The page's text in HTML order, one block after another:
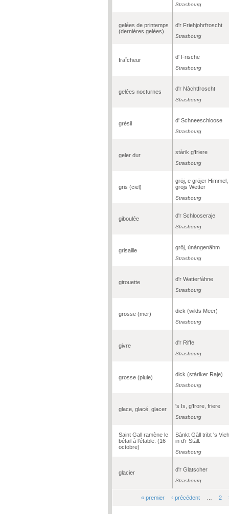
Strasbourg
gelées de printemps
(dernières gelées)
d'r Friehjohrfroscht
Strasbourg
fraîcheur d' Frische
Strasbourg
gelées nocturnes d'r Nàchtfroscht
Strasbourg
grésil d' Schneeschloose
Strasbourg
geler dur stàrik g'friere
Strasbourg
gris (ciel)
gröj, e gröjer Himmel,
gröjs Wetter
Strasbourg
giboulée d'r Schlooseraje
Strasbourg
grisaille gröj, ùnàngenähm
Strasbourg
girouette d'r Watterfàhne
Strasbourg
grosse (mer) dick (wilds Meer)
Strasbourg
givre d'r Riffe
Strasbourg
grosse (pluie) dick (stàriker Raje)
Strasbourg
glace, glacé, glacer 's Is, g'frore, friere
Strasbourg
Saint Gall ramène le
bétail à l’étable. (16
octobre)
Sànkt Gàll tribt 's Vieh
in d'r Stàll.
Strasbourg
glacier d'r Glatscher
Strasbourg
« premier ‹ précédent 2